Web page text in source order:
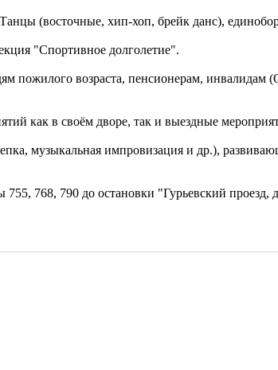
(восточные, хип-хоп, брейк данс),
"Спортивное долголетие".
пожилого возраста, пенсионерам,
как в своём дворе, так и выездные
музыкальная импровизация и др.),
755, 768, 790 до остановки "Гурьевский проезд,